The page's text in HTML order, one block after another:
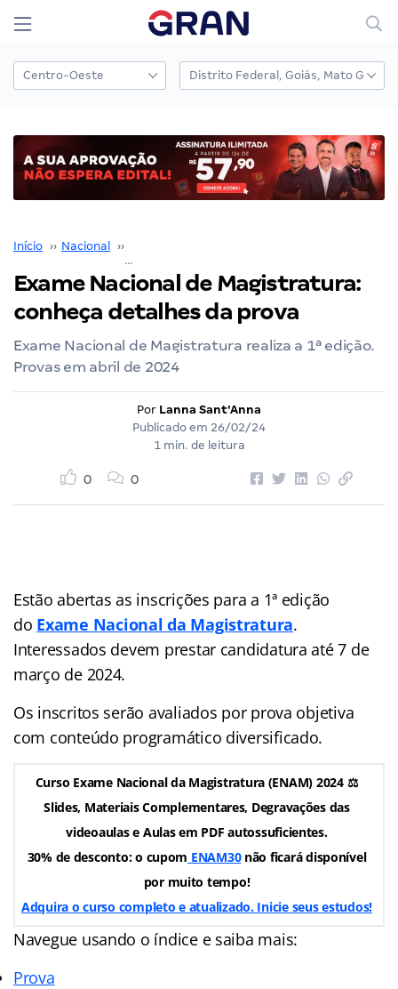
Início ›› Nacional ››
Exame Nacional de Magistratura:
conheça detalhes da prova
Exame Nacional de Magistratura realiza a 1ª edição.
Provas em abril de 2024
Por Lanna Sant'Anna
Publicado em 26/02/24
1 min. de leitura
0 0
Estão abertas as inscrições para a 1ª edição
do Exame Nacional da Magistratura.
Interessados devem prestar candidatura até 7 de
março de 2024.
Os inscritos serão avaliados por prova objetiva
com conteúdo programático diversificado.
Curso Exame Nacional da Magistratura (ENAM) 2024 ⚖️
Slides, Materiais Complementares, Degravações das
videoaulas e Aulas em PDF autossuficientes.
30% de desconto: o cupom ENAM30não ficará disponível
por muito tempo!
Adquira o curso completo e atualizado. Inicie seus estudos!
Navegue usando o índice e saiba mais:
Prova